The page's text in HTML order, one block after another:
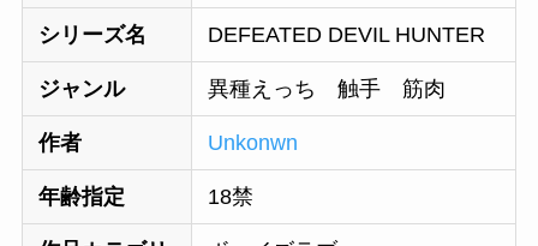
シリーズ名 DEFEATED DEVIL HUNTER
ジャンル 異種えっち 触手 筋肉
作者 Unkonwn
年齢指定 18禁